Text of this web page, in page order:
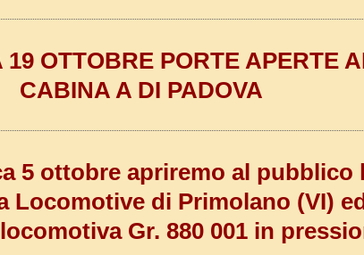
19 OTTOBRE PORTE APERTE
CABINA A DI PADOVA
5 ottobre apriremo al pubblico
Locomotive di Primolano (VI)
Gr. 880 001 in